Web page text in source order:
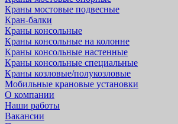
Краны мостовые подвесные
Кран-балки
Краны консольные
Краны консольные на колонне
Краны консольные настенные
Краны консольные специальные
Краны козловые/полукозловые
Мобильные крановые установки
О компании
Наши работы
Вакансии